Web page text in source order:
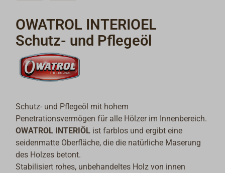
OWATROL INTERIOEL
Schutz- und Pflegeöl
Schutz- und Pflegeöl mit hohem
Penetrationsvermögen für alle Hölzer im Innenbereich.
OWATROL INTERIÖL ist farblos und ergibt eine
seidenmatte Oberfläche, die die natürliche Maserung
des Holzes betont.
Stabilisiert rohes, unbehandeltes Holz von innen